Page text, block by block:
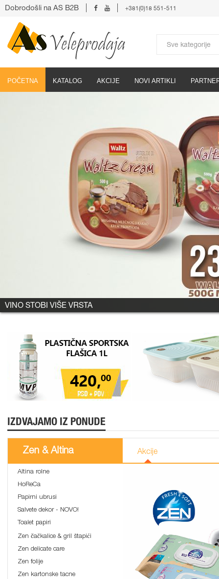
POČETNA KATALOG AKCIJE NOVI ARTIKLI
Dobrodošli na AS B2B +381(0)18 551-511
VINO STOBI VIŠE VRSTA
IZDVAJAMO IZ PONUDE
Zen & Altina Akcije
Altina rolne
HoReCa
Papirni ubrusi
Salvete dekor - NOVO!
Toalet papiri
Zen čačkalice & gril štapići
Zen delicate care
Zen folije
Zen kartonske tacne